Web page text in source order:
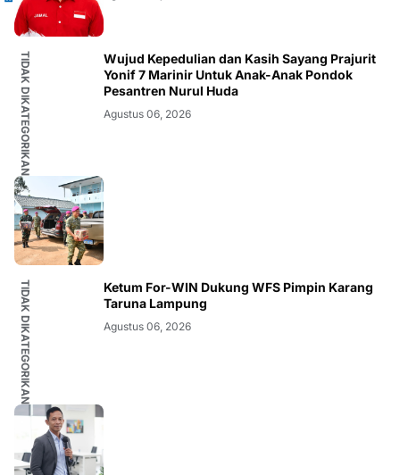
TIDAK DIKATEGORIKAN
Wujud Kepedulian dan Kasih Sayang Prajurit
Yonif 7 Marinir Untuk Anak-Anak Pondok
Pesantren Nurul Huda
Agustus 06, 2026
TIDAK DIKATEGORIKAN
Ketum For-WIN Dukung WFS Pimpin Karang
Taruna Lampung
Agustus 06, 2026